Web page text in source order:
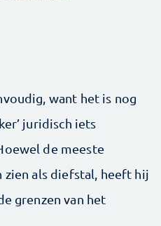
want het is nog
juridisch iets
de meeste
zien als diefstal, heeft hij
grenzen van het